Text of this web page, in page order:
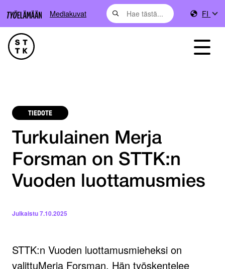
Mediakuvat FI
TIEDOTE
Turkulainen Merja
Forsman on STTK:n
Vuoden luottamusmies
Julkaistu7.10.2025
STTK:n Vuoden luottamusmieheksi on
valittuMerja Forsman. Hän työskentelee